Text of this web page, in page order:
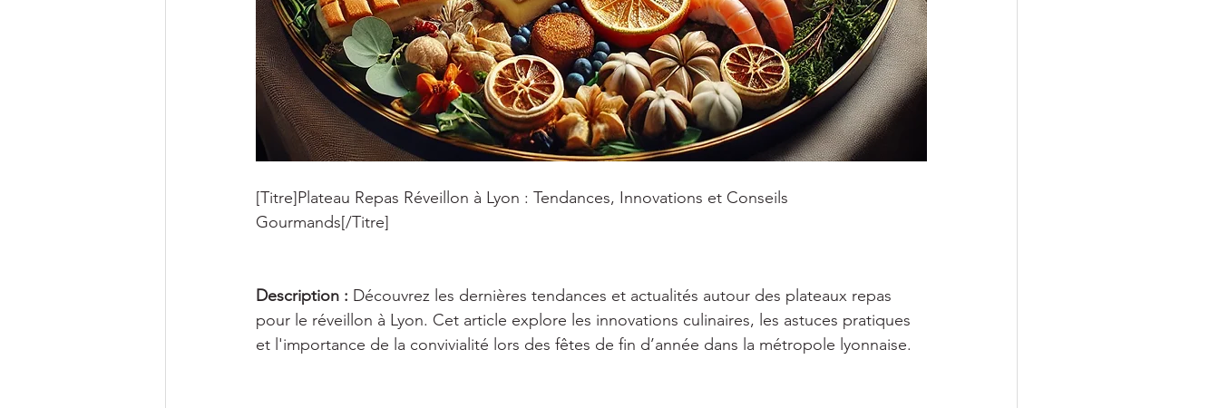
[Titre]Plateau Repas Réveillon à Lyon : Tendances, Innovations et Conseils
Gourmands[/Titre]
Description : Découvrez les dernières tendances et actualités autour des plateaux repas
pour le réveillon à Lyon. Cet article explore les innovations culinaires, les astuces pratiques
et l'importance de la convivialité lors des fêtes de fin d’année dans la métropole lyonnaise.